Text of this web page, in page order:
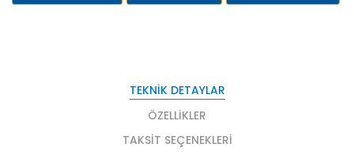
TEKNIK DETAYLAR
ÖZELLIKLER
TAKSIT SEÇENEKLERI